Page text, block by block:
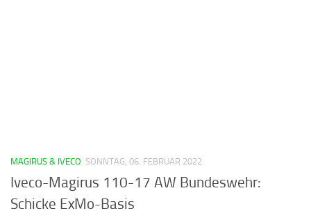
MAGIRUS & IVECO SONNTAG, 06. FEBRUAR 2022
Iveco-Magirus 110-17 AW Bundeswehr:
Schicke ExMo-Basis